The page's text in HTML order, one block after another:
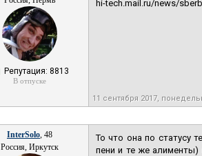
Репутация: 8813
В отпуске
hi-tech.mail.ru/news/
11 сентября 2017,
InterSolo, 48
Россия, Иркутск
То что она по статусу
пени и те же алименты)